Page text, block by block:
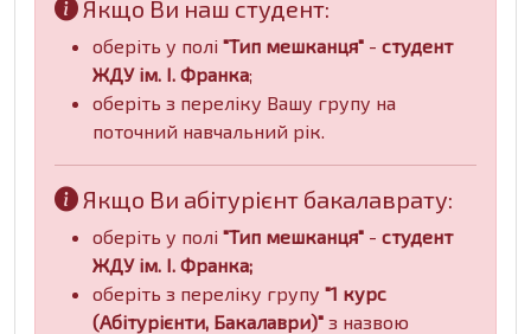
Якщо Ви наш студент:
оберіть у полі "Тип мешканця" - студент
ЖДУ ім. І. Франка;
оберіть з переліку Вашу групу на
поточний навчальний рік.
Якщо Ви абітурієнт бакалаврату:
оберіть у полі "Тип мешканця" - студент
ЖДУ ім. І. Франка;
оберіть з переліку групу "1 курс
(Абітурієнти, Бакалаври)" з назвою